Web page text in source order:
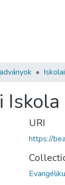
URI
https://